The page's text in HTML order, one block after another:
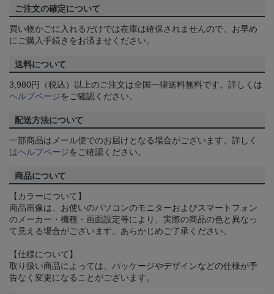
ご注文の確定について
買い物かごに入れるだけでは在庫は確保されませんので、お早め
にご購入手続きをお済ませください。
送料について
3,980円（税込）以上のご注文は全国一律送料無料です。詳しくは
ヘルプページをご確認ください。
配送方法について
一部商品はメール便でのお届けとなる場合がございます。詳しく
はヘルプページをご確認ください。
商品について
【カラーについて】
商品画像は、お使いのパソコンのモニターおよびスマートフォン
のメーカー・機種・画面設定等により、実際の商品の色と異なっ
て見える場合がございます。あらかじめご了承ください。
【仕様について】
取り扱い商品によっては、パッケージやデザインなどの仕様が予
告なく変更になることがございます。